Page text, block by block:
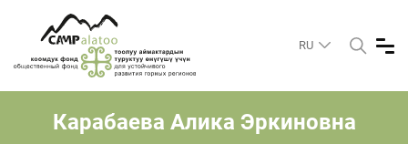
RU
Карабаева Алика Эркиновна